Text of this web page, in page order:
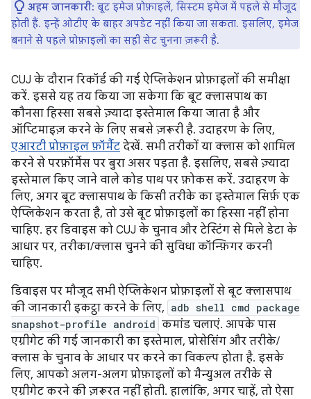
अहम जानकारी: बूट इमेज प्रोफ़ाइलें, सिस्टम इमेज में पहले से मौजूद
होती हैं. इन्हें ओटीए के बाहर अपडेट नहीं किया जा सकता. इसलिए, इमेज
बनाने से पहले प्रोफ़ाइलों का सही सेट चुनना ज़रूरी है.
CUJ के दौरान रिकॉर्ड की गई ऐप्लिकेशन प्रोफ़ाइलों की समीक्षा
करें. इससे यह तय किया जा सकेगा कि बूट क्लासपाथ का
कौनसा हिस्सा सबसे ज़्यादा इस्तेमाल किया जाता है और
ऑप्टिमाइज़ करने के लिए सबसे ज़रूरी है. उदाहरण के लिए,
एआरटी प्रोफ़ाइल फ़ॉर्मैट देखें. सभी तरीकों या क्लास को शामिल
करने से परफ़ॉर्मेंस पर बुरा असर पड़ता है. इसलिए, सबसे ज़्यादा
इस्तेमाल किए जाने वाले कोड पाथ पर फ़ोकस करें. उदाहरण के
लिए, अगर बूट क्लासपाथ के किसी तरीके का इस्तेमाल सिर्फ़ एक
ऐप्लिकेशन करता है, तो उसे बूट प्रोफ़ाइलों का हिस्सा नहीं होना
चाहिए. हर डिवाइस को CUJ के चुनाव और टेस्टिंग से मिले डेटा के
आधार पर, तरीका/क्लास चुनने की सुविधा कॉन्फ़िगर करनी
चाहिए.
डिवाइस पर मौजूद सभी ऐप्लिकेशन प्रोफ़ाइलों से बूट क्लासपाथ
की जानकारी इकट्ठा करने के लिए, adb shell cmd package
snapshot-profile android कमांड चलाएं. आपके पास
एग्रीगेट की गई जानकारी का इस्तेमाल, प्रोसेसिंग और तरीके/
क्लास के चुनाव के आधार पर करने का विकल्प होता है. इसके
लिए, आपको अलग-अलग प्रोफ़ाइलों को मैन्युअल तरीके से
एग्रीगेट करने की ज़रूरत नहीं होती. हालांकि, अगर चाहें, तो ऐसा